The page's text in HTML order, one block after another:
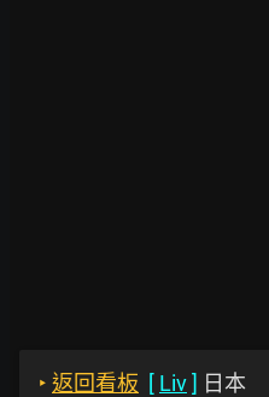
‣ 返回看板 [ Liv] 日本